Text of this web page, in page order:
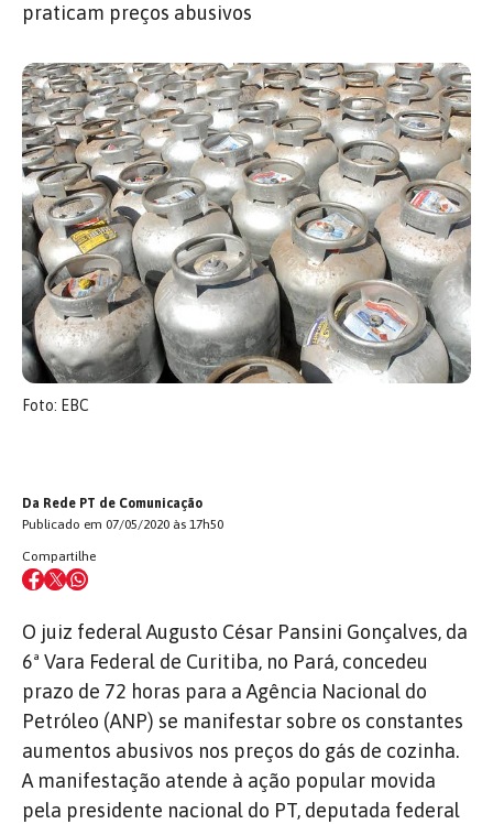
praticam preços abusivos
Foto: EBC
Da Rede PT de Comunicação
Publicado em 07/05/2020 às 17h50
Compartilhe
O juiz federal Augusto César Pansini Gonçalves, da
6ª Vara Federal de Curitiba, no Pará, concedeu
prazo de 72 horas para a Agência Nacional do
Petróleo (ANP) se manifestar sobre os constantes
aumentos abusivos nos preços do gás de cozinha.
A manifestação atende à ação popular movida
pela presidente nacional do PT, deputada federal